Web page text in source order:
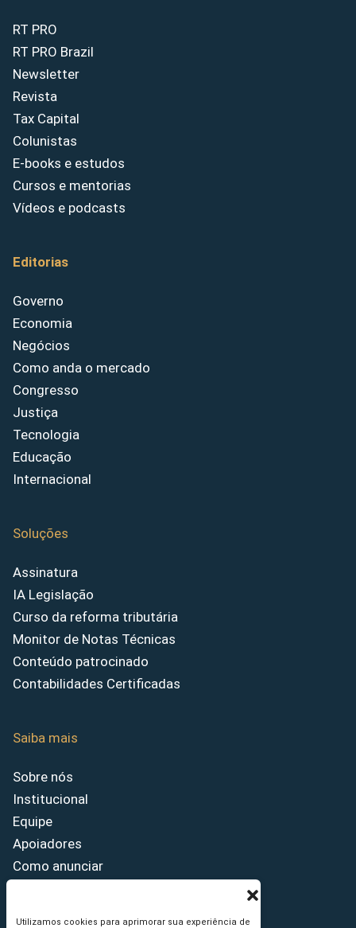
Utilizamos cookies para aprimorar sua experiência de
RT PRO
RT PRO Brazil
Newsletter
Revista
Tax Capital
Colunistas
E-books e estudos
Cursos e mentorias
Vídeos e podcasts
Editorias
Governo
Economia
Negócios
Como anda o mercado
Congresso
Justiça
Tecnologia
Educação
Internacional
Soluções
Assinatura
IA Legislação
Curso da reforma tributária
Monitor de Notas Técnicas
Conteúdo patrocinado
Contabilidades Certificadas
Saiba mais
Sobre nós
Institucional
Equipe
Apoiadores
Como anunciar